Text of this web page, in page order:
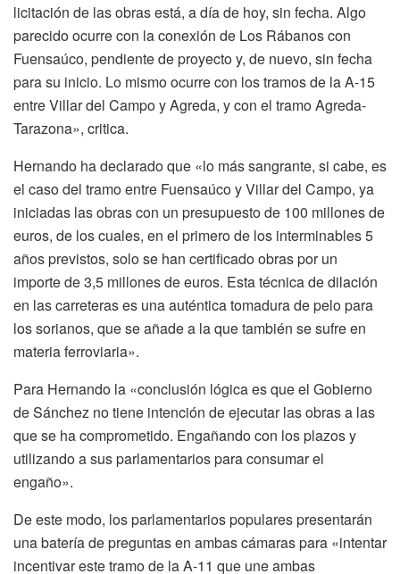
licitación de las obras está, a día de hoy, sin fecha. Algo
parecido ocurre con la conexión de Los Rábanos con
Fuensaúco, pendiente de proyecto y, de nuevo, sin fecha
para su inicio. Lo mismo ocurre con los tramos de la A-15
entre Villar del Campo y Agreda, y con el tramo Agreda-
Tarazona», critica.
Hernando ha declarado que «lo más sangrante, si cabe, es
el caso del tramo entre Fuensaúco y Villar del Campo, ya
iniciadas las obras con un presupuesto de 100 millones de
euros, de los cuales, en el primero de los interminables 5
años previstos, solo se han certificado obras por un
importe de 3,5 millones de euros. Esta técnica de dilación
en las carreteras es una auténtica tomadura de pelo para
los sorianos, que se añade a la que también se sufre en
materia ferroviaria».
Para Hernando la «conclusión lógica es que el Gobierno
de Sánchez no tiene intención de ejecutar las obras a las
que se ha comprometido. Engañando con los plazos y
utilizando a sus parlamentarios para consumar el
engaño».
De este modo, los parlamentarios populares presentarán
una batería de preguntas en ambas cámaras para «intentar
incentivar este tramo de la A-11 que une ambas